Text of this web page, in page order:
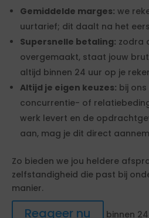
Gemiddelde marges: we
uurtarief; dit daalt na het
Supersnelle betaling: zodra
overgemaakt, staat jouw
altijd binnen 24 uur op je
Altijd je eigen keuzes: bij
concurrentie- of
werk levert en de
aan, mag je dit direct
Zo bieden we jou heldere
zelfstandigheid die past bij
manier.
Reageer nu
binnen